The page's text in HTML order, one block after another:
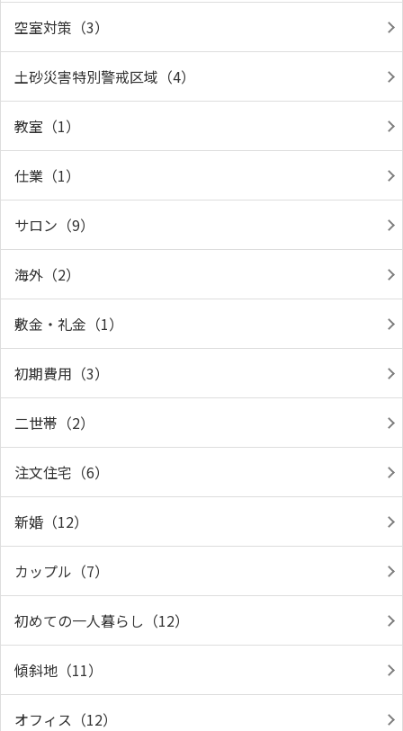
空室対策（3）
土砂災害特別警戒区域（4）
教室（1）
仕業（1）
サロン（9）
海外（2）
敷金・礼金（1）
初期費用（3）
二世帯（2）
注文住宅（6）
新婚（12）
カップル（7）
初めての一人暮らし（12）
傾斜地（11）
オフィス（12）